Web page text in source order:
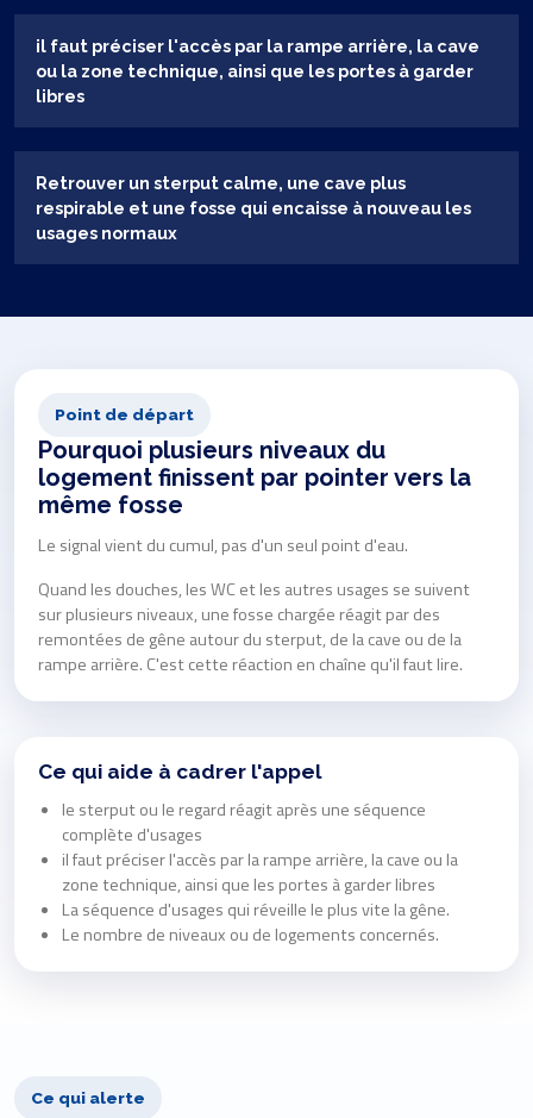
il faut préciser l'accès par la rampe arrière, la cave
ou la zone technique, ainsi que les portes à garder
libres
Retrouver un sterput calme, une cave plus
respirable et une fosse qui encaisse à nouveau les
usages normaux
Point de départ
Pourquoi plusieurs niveaux du
logement finissent par pointer vers la
même fosse
Le signal vient du cumul, pas d'un seul point d'eau.
Quand les douches, les WC et les autres usages se suivent
sur plusieurs niveaux, une fosse chargée réagit par des
remontées de gêne autour du sterput, de la cave ou de la
rampe arrière. C'est cette réaction en chaîne qu'il faut lire.
Ce qui aide à cadrer l'appel
le sterput ou le regard réagit après une séquence
complète d'usages
il faut préciser l'accès par la rampe arrière, la cave ou la
zone technique, ainsi que les portes à garder libres
La séquence d'usages qui réveille le plus vite la gêne.
Le nombre de niveaux ou de logements concernés.
Ce qui alerte